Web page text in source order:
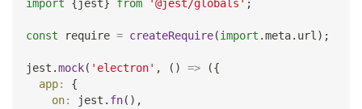
import
{jest} from '@jest/globals' ;
const require = createRequire(import .meta. url) ;
jest .mock( 'electron' , ( ) => ({
app:
{
on: jest . fn( ) ,